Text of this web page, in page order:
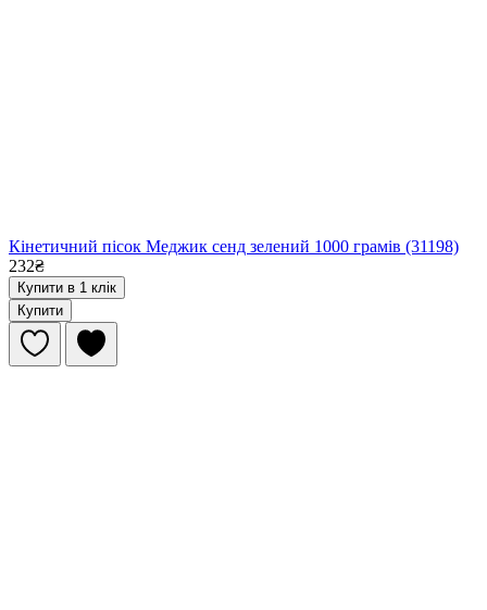
Кінетичний пісок Меджик сенд зелений 1000 грамів (31198)
232₴
Купити в 1 клік
Купити